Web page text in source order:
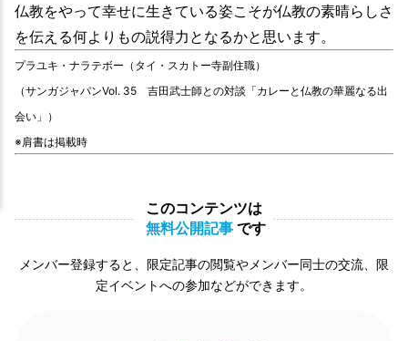
仏教をやって幸せに生きている姿こそが仏教の素晴らしさ
を伝える何よりもの説得力となるかと思います。
プラユキ・ナラテボー（タイ・スカトー寺副住職）
（サンガジャパンVol. 35 吉田武士師との対談「カレーと仏教の華麗なる出
会い」）
※肩書は掲載時
このコンテンツは
無料公開記事 です
メンバー登録すると、限定記事の閲覧やメンバー同士の交流、限
定イベントへの参加などができます。